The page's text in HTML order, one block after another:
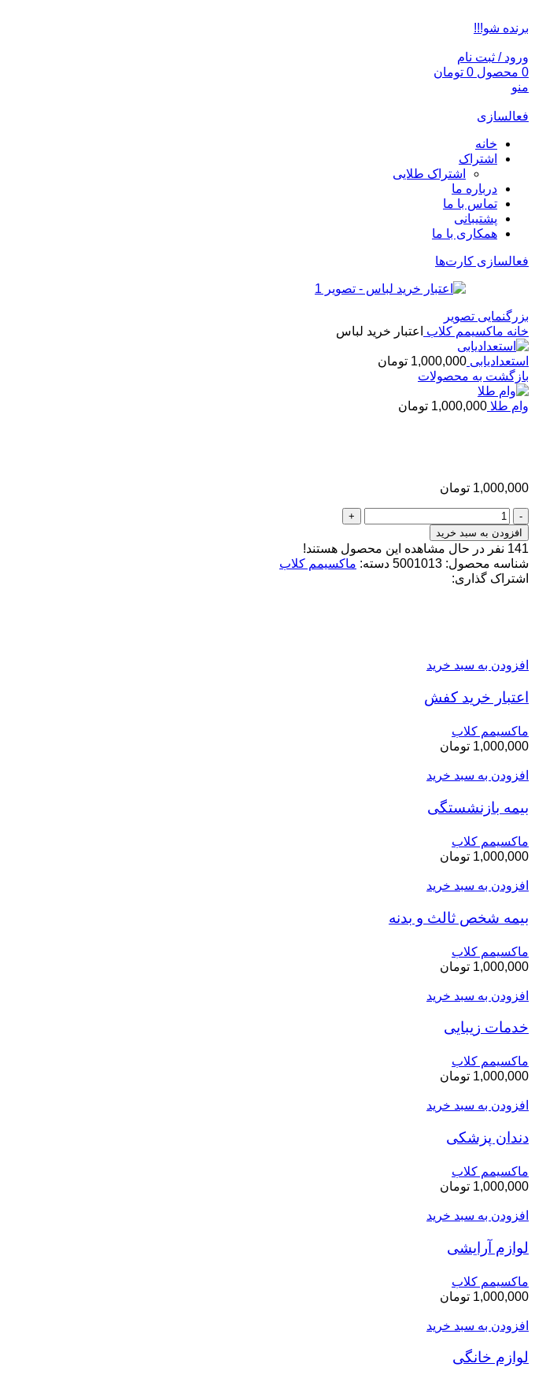
برنده شو!!!
ورود / ثبت نام
0 محصول 0 تومان
منو
فعالسازی
خانه
اشتراک
اشتراک طلایی
درباره ما
تماس با ما
پشتیبانی
همکاری با ما
فعالسازی کارت‌ها
بزرگنمایی تصویر
خانه ماکسیمم کلاب اعتبار خرید لباس
استعدادیابی 1,000,000 تومان
بازگشت به محصولات
وام طلا 1,000,000 تومان
1,000,000 تومان
اعتبار
خرید
لباس
عدد
افزودن به سبد خرید
141 نفر در حال مشاهده این محصول هستند!
شناسه محصول: 5001013 دسته: ماکسیمم کلاب
اشتراک گذاری:
افزودن به سبد خرید
اعتبار خرید کفش
ماکسیمم کلاب
1,000,000 تومان
افزودن به سبد خرید
بیمه بازنشستگی
ماکسیمم کلاب
1,000,000 تومان
افزودن به سبد خرید
بیمه شخص ثالث و بدنه
ماکسیمم کلاب
1,000,000 تومان
افزودن به سبد خرید
خدمات زیبایی
ماکسیمم کلاب
1,000,000 تومان
افزودن به سبد خرید
دندان پزشکی
ماکسیمم کلاب
1,000,000 تومان
افزودن به سبد خرید
لوازم آرایشی
ماکسیمم کلاب
1,000,000 تومان
افزودن به سبد خرید
لوازم خانگی